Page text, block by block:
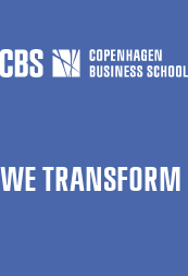
WE TRANSFORM